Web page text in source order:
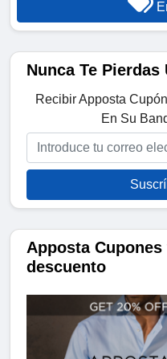
Nunca Te Pierdas
Recibir Apposta
En Su
Apposta
descuento